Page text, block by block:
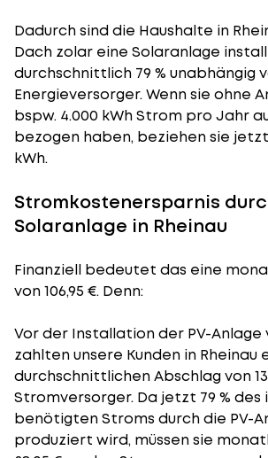
Dadurch sind die Haushalte in
Dach zolar eine Solaranlage
durchschnittlich 79 % unabhängig
Energieversorger. Wenn sie ohne
bspw. 4.000 kWh Strom pro Jahr
bezogen haben, beziehen sie
kWh.
Stromkostenersparnis
Solaranlage in Rheinau
Finanziell bedeutet das eine
von 106,95 €. Denn:
Vor der Installation der PV-Anlage
zahlten unsere Kunden in Rheinau
durchschnittlichen Abschlag von
Stromversorger. Da jetzt 79 % des
benötigten Stroms durch die PV-
produziert wird, müssen sie